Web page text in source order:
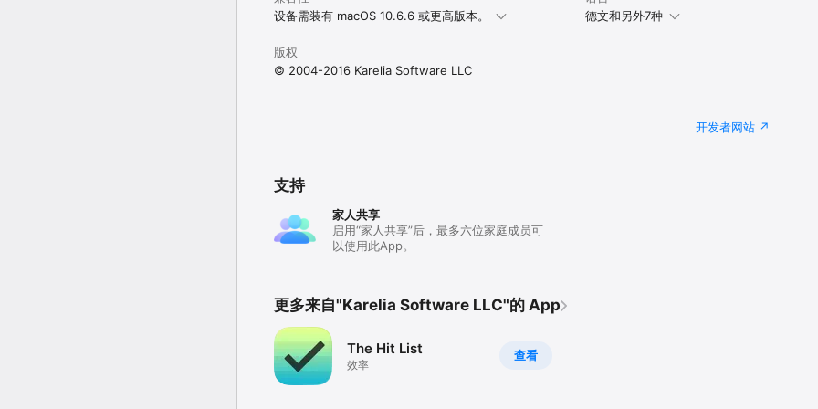
一直在使用 iWeb？请在 karelia.com/iweb 上参见我们的 iWeb 过渡指南(英语)。
设备需装有 macOS 10.6.6 或更高版本。
德文和另外7种
版权
© 2004-2016 Karelia Software LLC
开发者网站
支持
家人共享
启用“家人共享”后，最多六位家庭成员可
以使用此App。
更多来自"Karelia Software LLC"的 App
查看
The Hit List
效率